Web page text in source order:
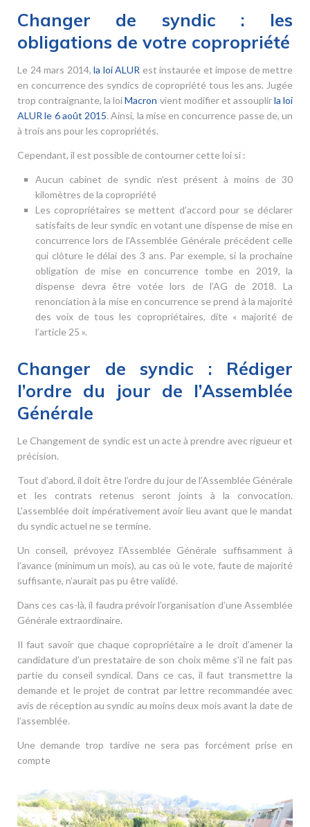
Changer de syndic : les
obligations de votre copropriété
Le 24 mars 2014, la loi ALUR est instaurée et impose de mettre
en concurrence des syndics de copropriété tous les ans. Jugée
trop contraignante, la loiMacron vient modifier et assouplirla loi
ALUR le 6 août 2015. Ainsi, la mise en concurrence passe de, un
à trois ans pour les copropriétés.
Cependant, il est possible de contourner cette loi si :
Aucun cabinet de syndic n’est présent à moins de 30
kilomètres de la copropriété
Les copropriétaires se mettent d’accord pour se déclarer
satisfaits de leur syndic en votant une dispense de mise en
concurrence lors de l’Assemblée Générale précédent celle
qui clôture le délai des 3 ans. Par exemple, si la prochaine
obligation de mise en concurrence tombe en 2019, la
dispense devra être votée lors de l’AG de 2018. La
renonciation à la mise en concurrence se prend à la majorité
des voix de tous les copropriétaires, dite « majorité de
l’article 25 ».
Changer de syndic : Rédiger
l’ordre du jour de l’Assemblée
Générale
Le Changement de syndic est un acte à prendre avec rigueur et
précision.
Tout d’abord, il doit être l’ordre du jour de l’Assemblée Générale
et les contrats retenus seront joints à la convocation.
L’assemblée doit impérativement avoir lieu avant que le mandat
du syndic actuel ne se termine.
Un conseil, prévoyez l’Assemblée Générale suffisamment à
l’avance (minimum un mois), au cas où le vote, faute de majorité
suffisante, n’aurait pas pu être validé.
Dans ces cas-là, il faudra prévoir l’organisation d’une Assemblée
Générale extraordinaire.
Il faut savoir que chaque copropriétaire a le droit d’amener la
candidature d’un prestataire de son choix même s’il ne fait pas
partie du conseil syndical. Dans ce cas, il faut transmettre la
demande et le projet de contrat par lettre recommandée avec
avis de réception au syndic au moins deux mois avant la date de
l’assemblée.
Une demande trop tardive ne sera pas forcément prise en
compte